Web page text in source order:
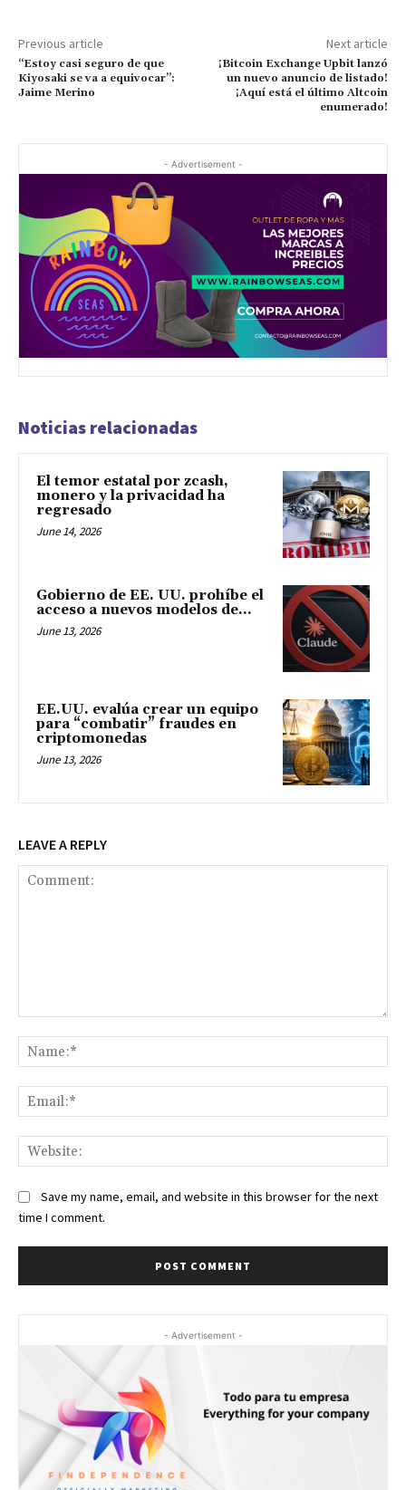
Previous article
“Estoy casi seguro de que
Kiyosaki se va a equivocar”:
Jaime Merino
Next article
¡Bitcoin Exchange Upbit lanzó
un nuevo anuncio de listado!
¡Aquí está el último Altcoin
enumerado!
- Advertisement -
Noticias relacionadas
El temor estatal por zcash,
monero y la privacidad ha
regresado
June 14, 2026
Gobierno de EE. UU. prohíbe el
acceso a nuevos modelos de...
June 13, 2026
EE.UU. evalúa crear un equipo
para “combatir” fraudes en
criptomonedas
June 13, 2026
LEAVE A REPLY
Save my name, email, and website in this browser for the next
time I comment.
- Advertisement -